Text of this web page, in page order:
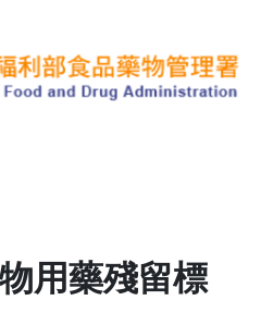
用藥殘留標